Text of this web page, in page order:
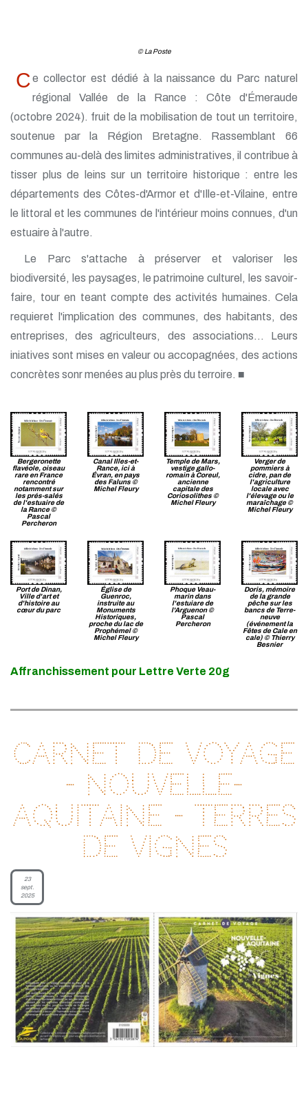
© La Poste
Ce collector est dédié à la naissance du Parc naturel
régional Vallée de la Rance : Côte d'Émeraude
(octobre 2024). fruit de la mobilisation de tout un territoire,
soutenue par la Région Bretagne. Rassemblant 66
communes au-delà des limites administratives, il contribue à
tisser plus de leins sur un territoire historique : entre les
départements des Côtes-d'Armor et d'Ille-et-Vilaine, entre
le littoral et les communes de l'intérieur moins connues, d'un
estuaire à l'autre.
Le Parc s'attache à préserver et valoriser les
biodiversité, les paysages, le patrimoine culturel, les savoir-
faire, tour en teant compte des activités humaines. Cela
requieret l'implication des communes, des habitants, des
entreprises, des agriculteurs, des associations... Leurs
iniatives sont mises en valeur ou accopagnées, des actions
concrètes sonr menées au plus près du terroire. ■
Bergeronette
flavéole, oiseau
rare en France
rencontré
notamment sur
les prés-salés
de l'estuaire de
la Rance ©
Pascal
Percheron
Canal Illes-et-
Rance, ici à
Évran, en pays
des Faluns ©
Michel Fleury
Temple de Mars,
vestige gallo-
romain à Coreul,
ancienne
capitale des
Coriosolithes ©
Michel Fleury
Verger de
pommiers à
cidre, pan de
l'agriculture
locale avec
l'élevage ou le
maraîchage ©
Michel Fleury
Port de Dinan,
Ville d'art et
d'histoire au
cœur du parc
Église de
Guenroc,
instruite au
Monuments
Historiques,
proche du lac de
Prophémel ©
Michel Fleury
Phoque Veau-
marin dans
l'estuiare de
l'Arguenon ©
Pascal
Percheron
Doris, mémoire
de la grande
pêche sur les
bancs de Terre-
neuve
(événement la
Fêtes de Cale en
cale) © Thierry
Besnier
Affranchissement pour Lettre Verte 20g
Carnet de voyage
- Nouvelle-
Aquitaine - Terres
de Vignes
23
sept.
2025